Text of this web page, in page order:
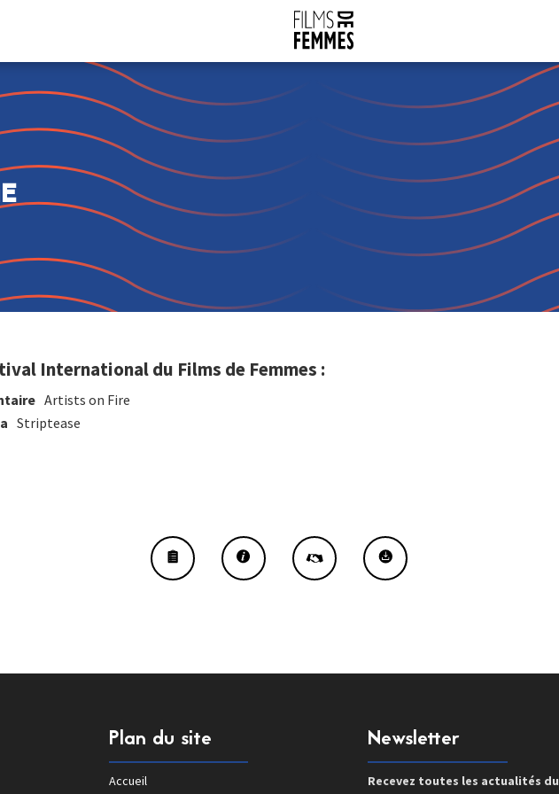
International du Films de Femmes :
Artists on Fire
Striptease
Plan du site
Accueil
Newsletter
Recevez toutes les actualités du